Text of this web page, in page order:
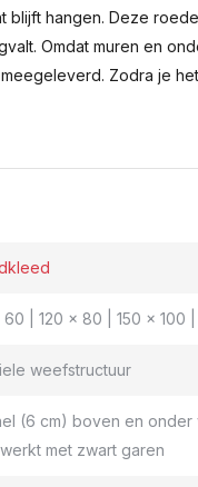
blijft hangen. Deze
Omdat muren en
Zodra je
| 120 x 80 | 150 x 100 |
weefstructuur
(6 cm) boven en
met zwart garen